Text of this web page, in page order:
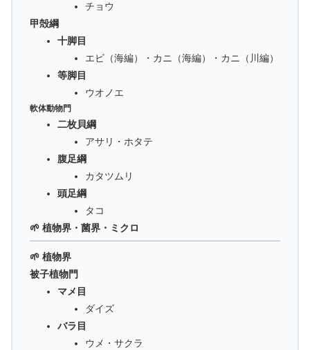
チョウ
甲殻綱
十脚目
エビ（海編）・カニ（海編）・カニ（川編）
等脚目
ウオノエ
軟体動物門
二枚貝綱
アサリ・ホタテ
腹足綱
カタツムリ
頭足綱
タコ
🌱 植物界・菌界・ミクロ
🌱 植物界
被子植物門
マメ目
ダイズ
バラ目
ウメ・サクラ